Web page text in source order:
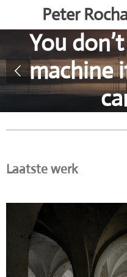
direct
hoofdinhoud
Peter
You
machine
Laatste werk